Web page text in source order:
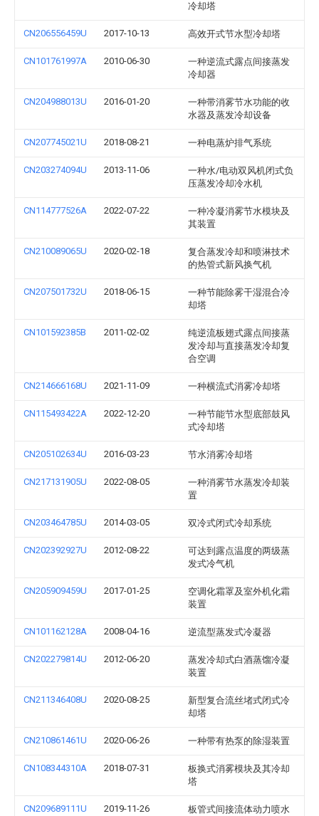
冷却塔
CN206556459U 2017-10-13 高效开式节水型冷却塔
CN101761997A 2010-06-30
一种逆流式露点间接蒸发
冷却器
CN204988013U 2016-01-20
一种带消雾节水功能的收
水器及蒸发冷却设备
CN207745021U 2018-08-21 一种电蒸炉排气系统
CN203274094U 2013-11-06
一种水/电动双风机闭式负
压蒸发冷却冷水机
CN114777526A 2022-07-22
一种冷凝消雾节水模块及
其装置
CN210089065U 2020-02-18
复合蒸发冷却和喷淋技术
的热管式新风换气机
CN207501732U 2018-06-15
一种节能除雾干湿混合冷
却塔
CN101592385B 2011-02-02
纯逆流板翅式露点间接蒸
发冷却与直接蒸发冷却复
合空调
CN214666168U 2021-11-09 一种横流式消雾冷却塔
CN115493422A 2022-12-20
一种节能节水型底部鼓风
式冷却塔
CN205102634U 2016-03-23 节水消雾冷却塔
CN217131905U 2022-08-05
一种消雾节水蒸发冷却装
置
CN203464785U 2014-03-05 双冷式闭式冷却系统
CN202392927U 2012-08-22
可达到露点温度的两级蒸
发式冷气机
CN205909459U 2017-01-25
空调化霜罩及室外机化霜
装置
CN101162128A 2008-04-16 逆流型蒸发式冷凝器
CN202279814U 2012-06-20
蒸发冷却式白酒蒸馏冷凝
装置
CN211346408U 2020-08-25
新型复合流丝堵式闭式冷
却塔
CN210861461U 2020-06-26 一种带有热泵的除湿装置
CN108344310A 2018-07-31
板换式消雾模块及其冷却
塔
CN209689111U 2019-11-26
板管式间接流体动力喷水